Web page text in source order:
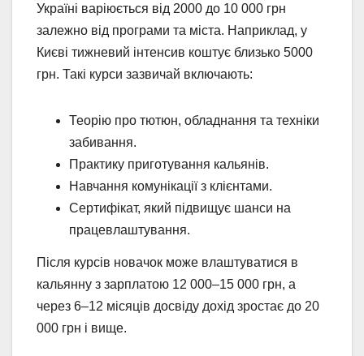
Україні варіюється від 2000 до 10 000 грн
залежно від програми та міста. Наприклад, у
Києві тижневий інтенсив коштує близько 5000
грн. Такі курси зазвичай включають:
Теорію про тютюн, обладнання та техніки
забивання.
Практику приготування кальянів.
Навчання комунікації з клієнтами.
Сертифікат, який підвищує шанси на
працевлаштування.
Після курсів новачок може влаштуватися в
кальянну з зарплатою 12 000–15 000 грн, а
через 6–12 місяців досвіду дохід зростає до 20
000 грн і вище.